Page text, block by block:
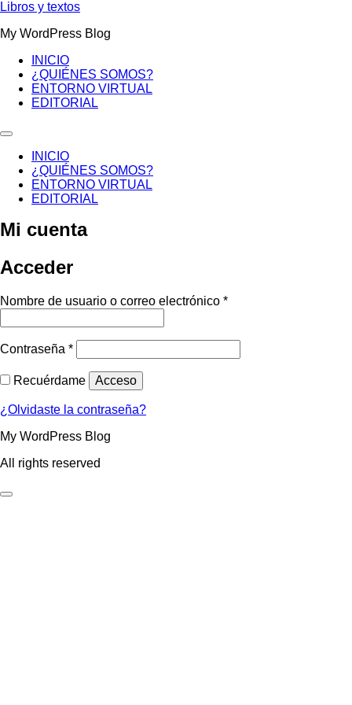
Ir
contenido
Libros y textos
My WordPress Blog
INICIO
¿QUIÉNES SOMOS?
ENTORNO VIRTUAL
EDITORIAL
INICIO
¿QUIÉNES SOMOS?
ENTORNO VIRTUAL
EDITORIAL
Mi cuenta
Acceder
Nombre de usuario o correo electrónico *Obligatorio
Contraseña *Obligatorio
Recuérdame Acceso
¿Olvidaste la contraseña?
My WordPress Blog
All rights reserved